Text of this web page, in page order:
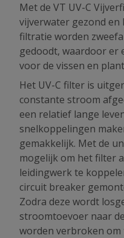
Met de VT UV-C
vijverwater gezond en
filtratie worden
gedoodt, waardoor er
voor de vissen en
Het UV-C filter is
constante stroom
een relatief lange
snelkoppelingen
gemakkelijk. Met de
mogelijk om het filter
leidingwerk te
circuit breaker
Zodra deze wordt
stroomtoevoer naar
worden verbroken